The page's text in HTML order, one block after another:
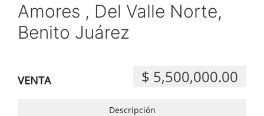
Amores , Del Valle Norte,
Benito Juárez
VENTA $ 5,500,000.00
Descripción